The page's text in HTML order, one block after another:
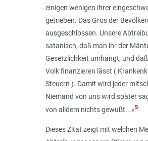
einigen wenigen ihrer
getrieben. Das Gros der
ausgeschlossen. Unsere
satanisch, daß man ihr der
Gesetzlichkeit umhängt, und
Volk finanzieren lässt (
Steuern ). Damit wird jeder
Niemand von uns wird später
von alldem nichts gewußt...«5
Dieses Zitat zeigt mit welchen